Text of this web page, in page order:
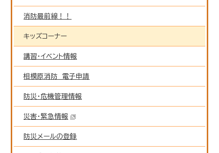
消防最前線！！
キッズコーナー
講習・イベント情報
相模原消防 電子申請
防災・危機管理情報
災害・緊急情報
防災メールの登録